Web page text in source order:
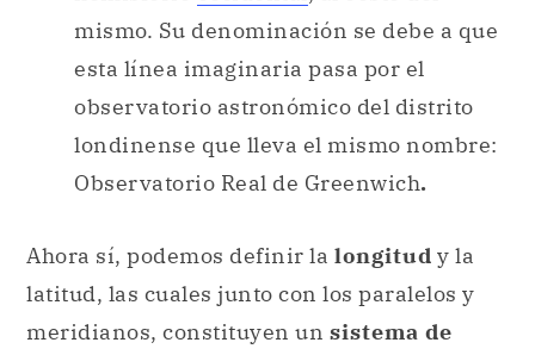
mismo. Su denominación se debe a que
esta línea imaginaria pasa por el
observatorio astronómico del distrito
londinense que lleva el mismo nombre:
Observatorio Real de Greenwich.
Ahora sí, podemos definir la longitud y la
latitud, las cuales junto con los paralelos y
meridianos, constituyen un sistema de